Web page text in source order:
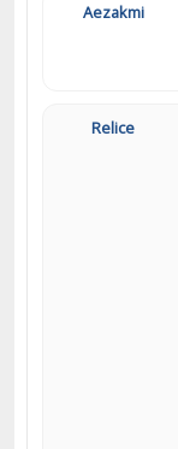
Aezakmi
Relice